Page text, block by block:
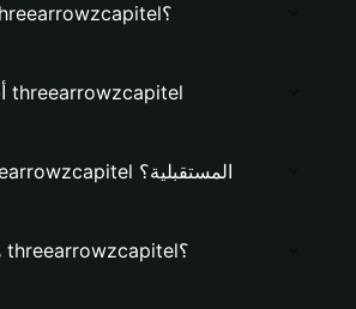
ما هي محفظة threearrowzcapitel؟
أسباب تميز عملة threearrowzcapitel
ما إمكانات threearrowzcapitel المستقبلية؟
هل سيرتفع سعر threearrowzcapitel؟